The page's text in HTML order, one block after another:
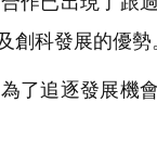
創科發展的優勢
了追逐發展機